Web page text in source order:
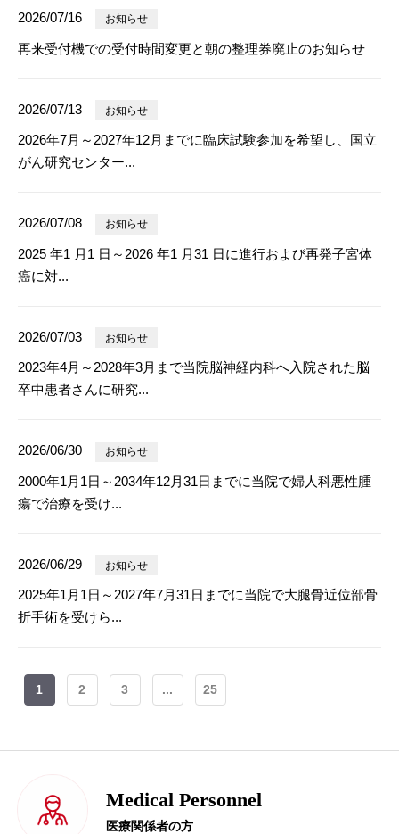
2026/07/16 お知らせ
再来受付機での受付時間変更と朝の整理券廃止のお知らせ
2026/07/13 お知らせ
2026年7月～2027年12月までに臨床試験参加を希望し、国立
がん研究センター...
2026/07/08 お知らせ
2025 年1 月1 日～2026 年1 月31 日に進行および再発子宮体
癌に対...
2026/07/03 お知らせ
2023年4月～2028年3月まで当院脳神経内科へ入院された脳
卒中患者さんに研究...
2026/06/30 お知らせ
2000年1月1日～2034年12月31日までに当院で婦人科悪性腫
瘍で治療を受け...
2026/06/29 お知らせ
2025年1月1日～2027年7月31日までに当院で大腿骨近位部骨
折手術を受けら...
1 2 3 ... 25
Medical Personnel
医療関係者の方